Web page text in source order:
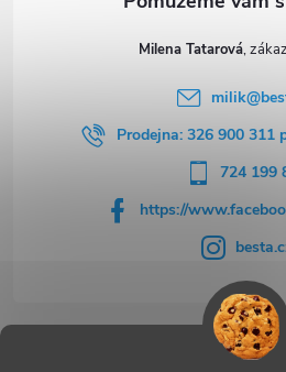
Milena Tatarová
milik@
Prodejna: 326 900 311
724 199
https://